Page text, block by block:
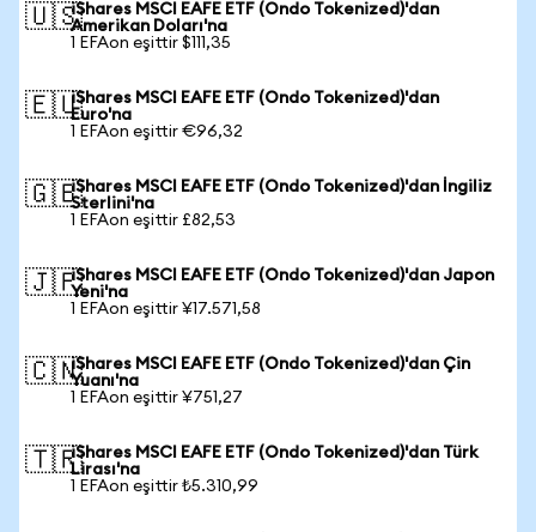
🇺🇸iShares MSCI EAFE ETF (Ondo Tokenized)'dan
Amerikan Doları'na
1 EFAon eşittir $111,35
🇪🇺iShares MSCI EAFE ETF (Ondo Tokenized)'dan
Euro'na
1 EFAon eşittir €96,32
🇬🇧iShares MSCI EAFE ETF (Ondo Tokenized)'dan İngiliz
Sterlini'na
1 EFAon eşittir £82,53
🇯🇵iShares MSCI EAFE ETF (Ondo Tokenized)'dan Japon
Yeni'na
1 EFAon eşittir ¥17.571,58
🇨🇳iShares MSCI EAFE ETF (Ondo Tokenized)'dan Çin
Yuanı'na
1 EFAon eşittir ¥751,27
🇹🇷iShares MSCI EAFE ETF (Ondo Tokenized)'dan Türk
Lirası'na
1 EFAon eşittir ₺5.310,99